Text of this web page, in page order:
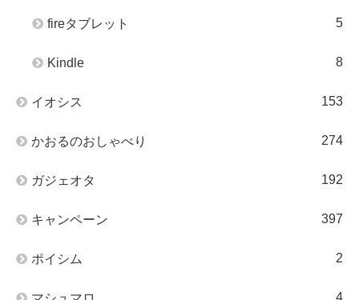
fireタブレット 5
Kindle 8
イオシス 153
かおるのおしゃべり 274
ガジェオタ 192
キャンペーン 397
ポイシム 2